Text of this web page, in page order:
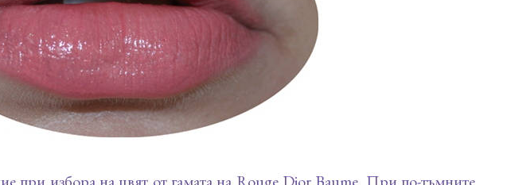
при избора на цвят от гамата на Rouge Dior Baume. При по-тъмните